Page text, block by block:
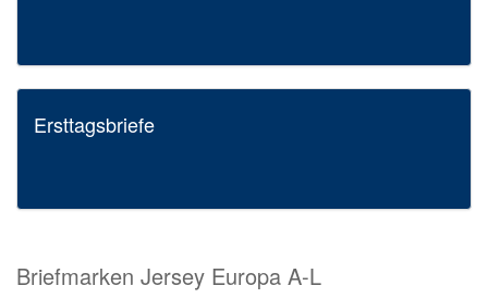
Ersttagsbriefe
Briefmarken Jersey Europa A-L